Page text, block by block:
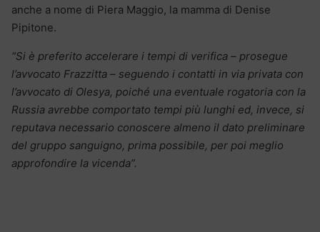
anche a nome di Piera Maggio, la mamma di Denise
Pipitone.
“Si è preferito accelerare i tempi di verifica – prosegue
l’avvocato Frazzitta – seguendo i contatti in via privata con
l’avvocato di Olesya, poiché una eventuale rogatoria con la
Russia avrebbe comportato tempi più lunghi ed, invece, si
reputava necessario conoscere almeno il dato preliminare
del gruppo sanguigno, prima possibile, per poi meglio
approfondire la vicenda”.